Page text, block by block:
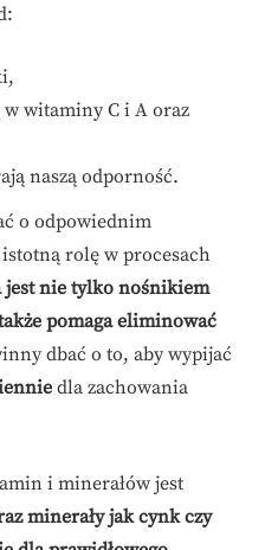
witaminy C i A oraz
naszą odporność.
o odpowiednim
rolę w procesach
jest nie tylko nośnikiem
pomaga eliminować
dbać o to, aby wypijać
dla zachowania
i minerałów jest
minerały jak cynk czy